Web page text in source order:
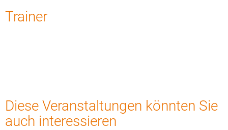
Trainer
Diese Veranstaltungen könnten Sie
auch interessieren